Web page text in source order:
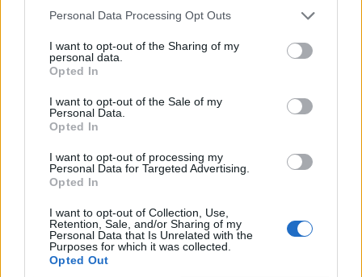
Personal Data Processing Opt Outs
I want to opt-out of the Sharing of my
personal data.
Opted In
I want to opt-out of the Sale of my
Personal Data.
Opted In
I want to opt-out of processing my
Personal Data for Targeted Advertising.
Opted In
I want to opt-out of Collection, Use,
Retention, Sale, and/or Sharing of my
Personal Data that Is Unrelated with the
Purposes for which it was collected.
Opted Out
Forum Apprentice
прощает
Я просто хотел сказать, что есть люди, которые могут
Last edited: Sep 1, 2020
Sep 1, 2020
MENTOL
ShyvanaCagar said:↑
good code but those of us who open the golden piñata after the